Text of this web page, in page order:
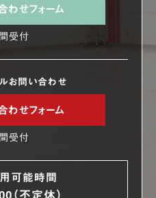
わせフォーム
受付
ルお問い合わせ
わせフォーム
受付
可能時間
（不定休）